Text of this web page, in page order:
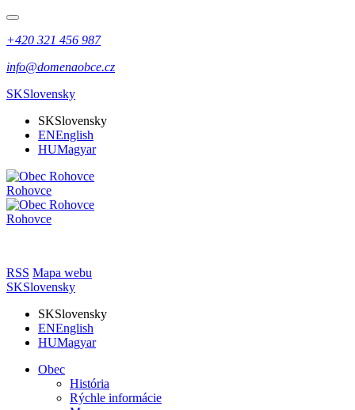
+420 321 456 987
info@domenaobce.cz
SKSlovensky
SKSlovensky
ENEnglish
HUMagyar
Rohovce
Rohovce
RSS Mapa webu
SKSlovensky
SKSlovensky
ENEnglish
HUMagyar
Obec
História
Rýchle informácie